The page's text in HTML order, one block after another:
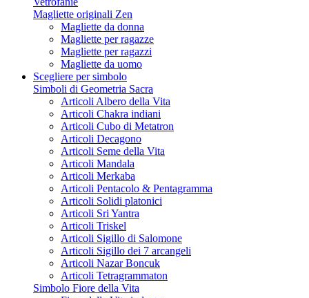
Magliette originali Zen
Magliette da donna
Magliette per ragazze
Magliette per ragazzi
Magliette da uomo
Scegliere per simbolo
Simboli di Geometria Sacra
Articoli Albero della Vita
Articoli Chakra indiani
Articoli Cubo di Metatron
Articoli Decagono
Articoli Seme della Vita
Articoli Mandala
Articoli Merkaba
Articoli Pentacolo & Pentagramma
Articoli Solidi platonici
Articoli Sri Yantra
Articoli Triskel
Articoli Sigillo di Salomone
Articoli Sigillo dei 7 arcangeli
Articoli Nazar Boncuk
Articoli Tetragrammaton
Simbolo Fiore della Vita